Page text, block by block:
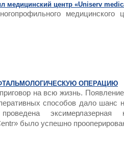
медицинский центр «Uniserv
медицинского
ОПЕРАЦИЮ
на всю жизнь.
способов дало шанс
эксимерлазерная
было успешно